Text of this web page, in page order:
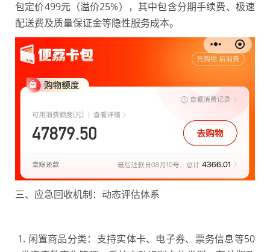
包定价499元（溢价25%），其中包含分期手续费、极速
配送费及质量保证金等隐性服务成本。
三、应急回收机制：动态评估体系
1. 闲置商品分类：支持实体卡、电子券、票务信息等50